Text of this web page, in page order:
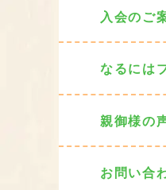
入会のご
なるには
親御様の
お問い合